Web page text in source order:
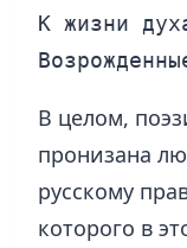
К жизни
В целом,
пронизана
русскому
которого в